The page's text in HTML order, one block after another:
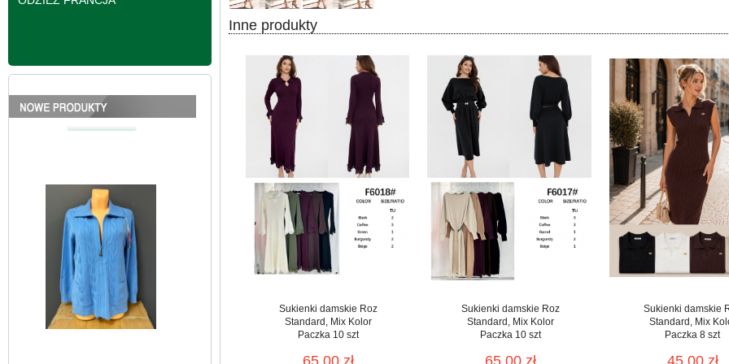
Bluzy damskie Roz L-
Inne produkty
Sukienki damskie Roz
Standard, Mix Kolor
Paczka 10 szt
65.00 zł
Sukienki damskie Roz
Standard, Mix Kolor
Paczka 10 szt
65.00 zł
Sukienki damskie
Standard, Mix
Paczka 8 szt
45.00 zł